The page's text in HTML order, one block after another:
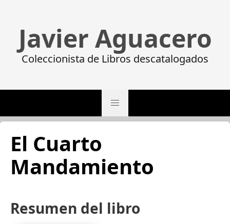
Javier Aguacero
Coleccionista de Libros descatalogados
El Cuarto
Mandamiento
Resumen del libro